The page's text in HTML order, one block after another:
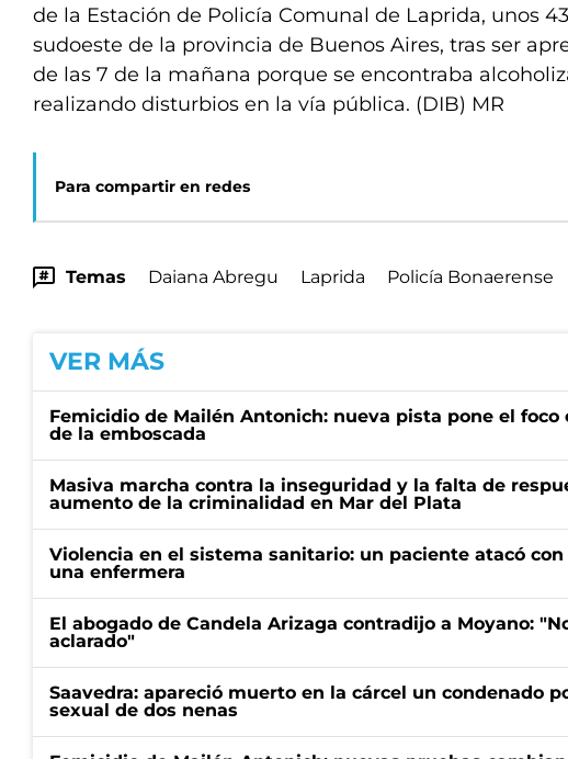
de la Estación de Policía Comunal de Laprida, unos
sudoeste de la provincia de Buenos Aires, tras ser
de las 7 de la mañana porque se encontraba
realizando disturbios en la vía pública. (DIB) MR
Para compartir en redes
Temas Daiana Abregu Laprida Policía Bonaerense
VER MÁS
Femicidio de Mailén Antonich: nueva pista pone el foco
de la emboscada
Masiva marcha contra la inseguridad y la falta de
aumento de la criminalidad en Mar del Plata
Violencia en el sistema sanitario: un paciente atacó
una enfermera
El abogado de Candela Arizaga contradijo a Moyano:
aclarado"
Saavedra: apareció muerto en la cárcel un condenado
sexual de dos nenas